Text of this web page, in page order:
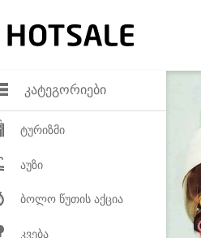
კატეგორიები
ტურიზმი
აუზი
ბოლო წუთის აქცია
კვება